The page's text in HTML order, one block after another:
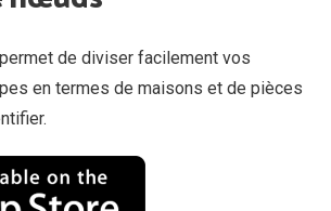
de diviser facilement vos
en termes de maisons et de pièces